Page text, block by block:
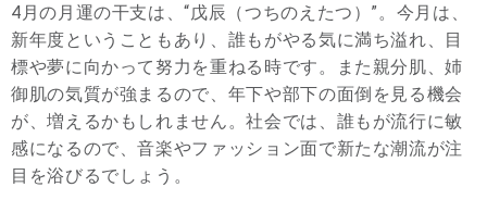
4月の月運の干支は、“戊辰（つちのえたつ）”。今月は、
新年度ということもあり、誰もがやる気に満ち溢れ、目
標や夢に向かって努力を重ねる時です。また親分肌、姉
御肌の気質が強まるので、年下や部下の面倒を見る機会
が、増えるかもしれません。社会では、誰もが流行に敏
感になるので、音楽やファッション面で新たな潮流が注
目を浴びるでしょう。